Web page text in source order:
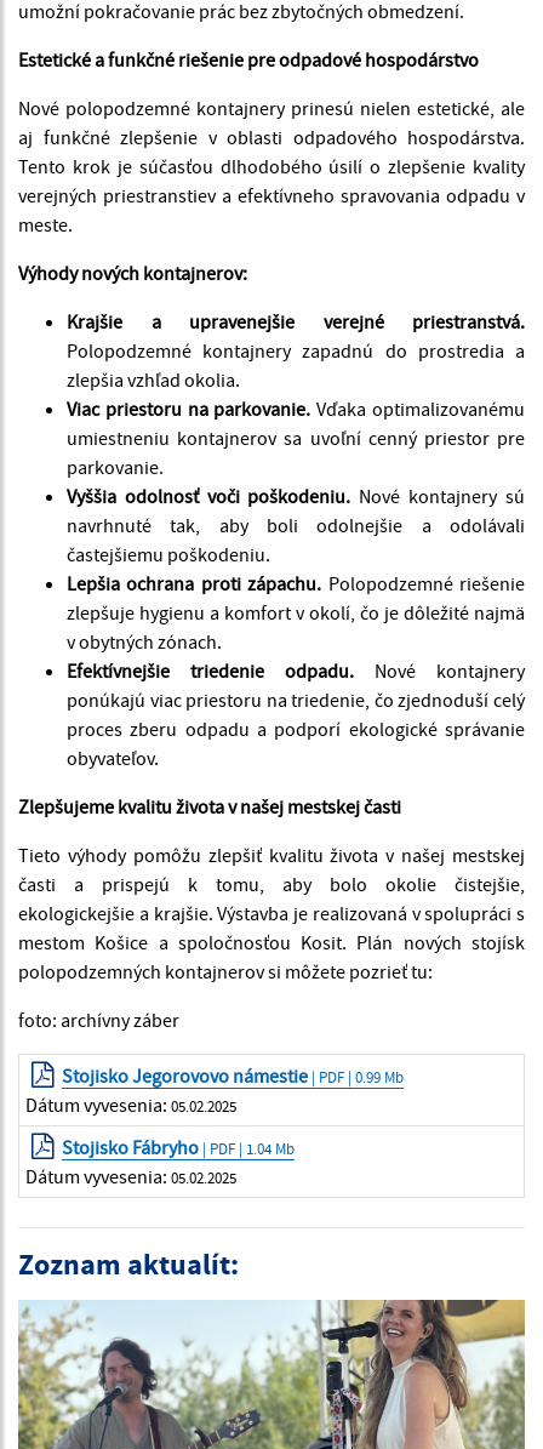
umožní pokračovanie prác bez zbytočných obmedzení.
Estetické a funkčné riešenie pre odpadové hospodárstvo
Nové polopodzemné kontajnery prinesú nielen estetické, ale
aj funkčné zlepšenie v oblasti odpadového hospodárstva.
Tento krok je súčasťou dlhodobého úsilí o zlepšenie kvality
verejných priestranstiev a efektívneho spravovania odpadu v
meste.
Výhody nových kontajnerov:
Krajšie a upravenejšie verejné priestranstvá.
Polopodzemné kontajnery zapadnú do prostredia a
zlepšia vzhľad okolia.
Viac priestoru na parkovanie. Vďaka optimalizovanému
umiestneniu kontajnerov sa uvoľní cenný priestor pre
parkovanie.
Vyššia odolnosť voči poškodeniu. Nové kontajnery sú
navrhnuté tak, aby boli odolnejšie a odolávali
častejšiemu poškodeniu.
Lepšia ochrana proti zápachu. Polopodzemné riešenie
zlepšuje hygienu a komfort v okolí, čo je dôležité najmä
v obytných zónach.
Efektívnejšie triedenie odpadu. Nové kontajnery
ponúkajú viac priestoru na triedenie, čo zjednoduší celý
proces zberu odpadu a podporí ekologické správanie
obyvateľov.
Zlepšujeme kvalitu života v našej mestskej časti
Tieto výhody pomôžu zlepšiť kvalitu života v našej mestskej
časti a prispejú k tomu, aby bolo okolie čistejšie,
ekologickejšie a krajšie. Výstavba je realizovaná v spolupráci s
mestom Košice a spoločnosťou Kosit. Plán nových stojísk
polopodzemných kontajnerov si môžete pozrieť tu:
foto: archívny záber
Stojisko Jegorovovo námestie | PDF | 0.99 Mb
Dátum vyvesenia: 05.02.2025
Stojisko Fábryho | PDF | 1.04 Mb
Dátum vyvesenia: 05.02.2025
Zoznam aktualít: